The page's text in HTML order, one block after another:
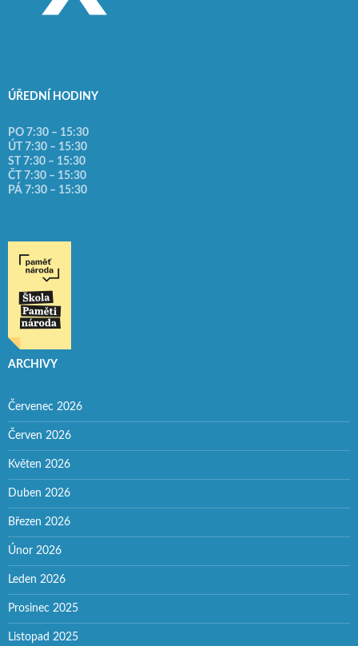
ÚŘEDNÍ HODINY
PO 7:30 – 15:30
ÚT 7:30 – 15:30
ST 7:30 – 15:30
ČT 7:30 – 15:30
PÁ 7:30 – 15:30
ARCHIVY
Červenec 2026
Červen 2026
Květen 2026
Duben 2026
Březen 2026
Únor 2026
Leden 2026
Prosinec 2025
Listopad 2025